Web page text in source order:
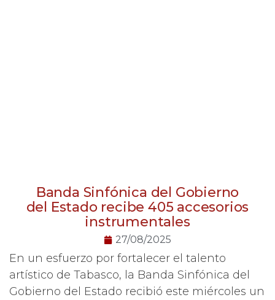
Banda Sinfónica del Gobierno
del Estado recibe 405 accesorios
instrumentales
27/08/2025
En un esfuerzo por fortalecer el talento
artístico de Tabasco, la Banda Sinfónica del
Gobierno del Estado recibió este miércoles un